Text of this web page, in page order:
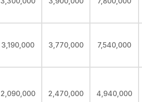
3,190,000 3,770,000 7,540,000
2,090,000 2,470,000 4,940,000